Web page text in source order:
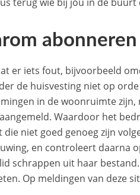
er iets fout, bijvoorbeeld
de huisvesting niet op
in de woonruimte
Waardoor het
niet goed genoeg zijn
en controleert daarna
schrappen uit haar
Op meldingen van deze